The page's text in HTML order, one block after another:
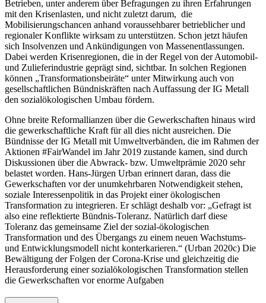
Betrieben, unter anderem über Befragungen zu ihren Erfahrungen
mit den Krisenlasten, und nicht zuletzt darum, die
Mobilisierungschancen anhand voraussehbarer betrieblicher und
regionaler Konflikte wirksam zu unterstützen. Schon jetzt häufen
sich Insolvenzen und Ankündigungen von Massenentlassungen.
Dabei werden Krisenregionen, die in der Regel von der Automobil-
und Zulieferindustrie geprägt sind, sichtbar. In solchen Regionen
können „Transformationsbeiräte“ unter Mitwirkung auch von
gesellschaftlichen Bündniskräften nach Auffassung der IG Metall
den sozialökologischen Umbau fördern.
Ohne breite Reformallianzen über die Gewerkschaften hinaus wird
die gewerkschaftliche Kraft für all dies nicht ausreichen. Die
Bündnisse der IG Metall mit Umweltverbänden, die im Rahmen der
Aktionen #FairWandel im Jahr 2019 zustande kamen, sind durch
Diskussionen über die Abwrack- bzw. Umweltprämie 2020 sehr
belastet worden. Hans-Jürgen Urban erinnert daran, dass die
Gewerkschaften vor der unumkehrbaren Notwendigkeit stehen,
soziale Interessenpolitik in das Projekt einer ökologischen
Transformation zu integrieren. Er schlägt deshalb vor: „Gefragt ist
also eine reflektierte Bündnis-Toleranz. Natürlich darf diese
Toleranz das gemeinsame Ziel der sozial-ökologischen
Transformation und des Übergangs zu einem neuen Wachstums-
und Entwicklungsmodell nicht konterkarieren.“ (Urban 2020c) Die
Bewältigung der Folgen der Corona-Krise und gleichzeitig die
Herausforderung einer sozialökologischen Transformation stellen
die Gewerkschaften vor enorme Aufgaben